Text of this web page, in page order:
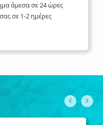
άμεσα σε 24 ώρες
σε 1-2 ημέρες